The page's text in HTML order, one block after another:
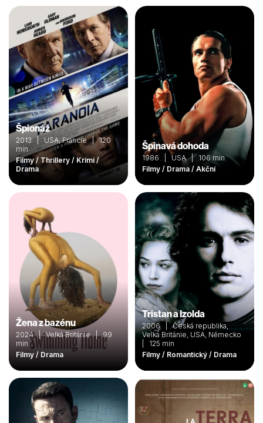
Špionáž
2013 | USA, Francie | 120
min
Filmy / Thrillery / Krimi /
Drama
Špinavá dohoda
1986 | USA | 106 min
Filmy / Drama / Akční
Žena z bazénu
2024 | Velká Británie | 99
min
Filmy / Drama
Tristan a Izolda
2006 | Česká republika,
Velká Británie, USA, Německo
| 125 min
Filmy / Romantický / Drama